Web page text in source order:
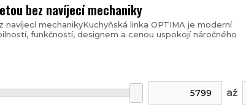
bez navíjecí mechaniky
mechanikyKuchyňská linka OPTIMA je moderní
funkčností, designem a cenou uspokojí náročného
až